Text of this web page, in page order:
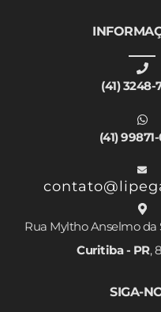
(41) 3248-
(41)
Rua Myltho Anselmo da
Curitiba - PR,
SIGA-